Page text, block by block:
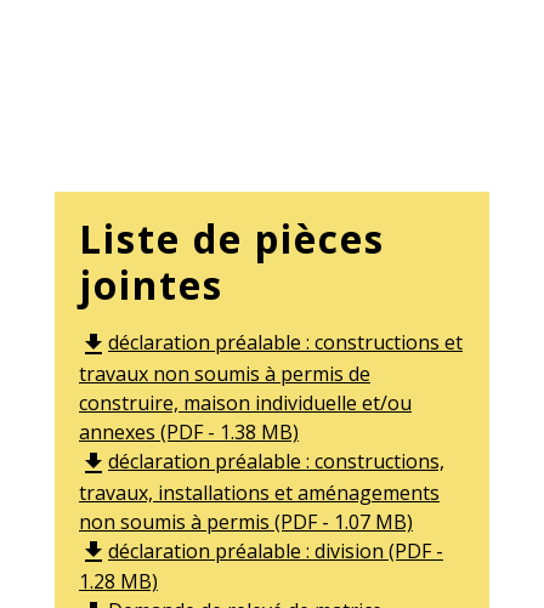
Liste de pièces
jointes
file_download déclaration préalable : constructions et
travaux non soumis à permis de
construire, maison individuelle et/ou
annexes (PDF - 1.38 MB)
file_download déclaration préalable : constructions,
travaux, installations et aménagements
non soumis à permis (PDF - 1.07 MB)
file_download déclaration préalable : division (PDF -
1.28 MB)